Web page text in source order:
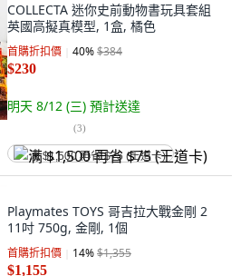
COLLECTA 迷你史前動物書玩具套組
英國高擬真模型, 1盒, 橘色
首購折扣價 40%$384
$230
明天 8/12 (三) 預計送達
(3)
满 $1,500 再省 $75 (王道卡)
Playmates TOYS 哥吉拉大戰金剛 2
11吋 750g, 金剛, 1個
首購折扣價 14%$1,355
$1,155